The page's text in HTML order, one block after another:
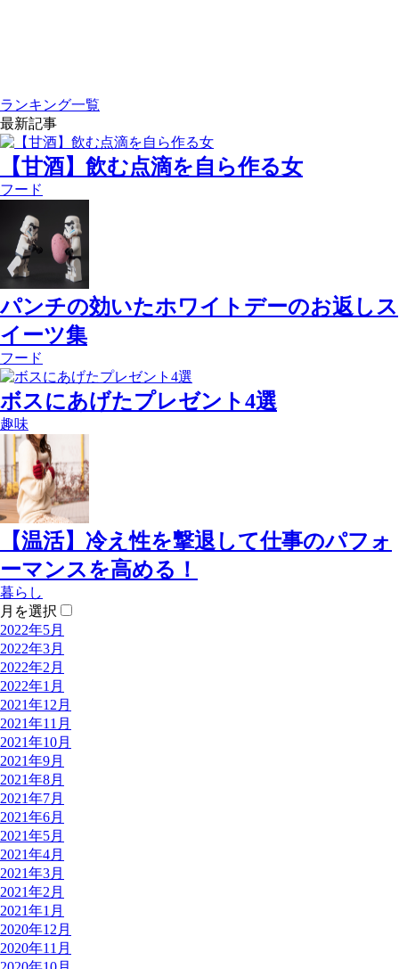
ランキング一覧
最新記事
【甘酒】飲む点滴を自ら作る女
フード
パンチの効いたホワイトデーのお返しス
イーツ集
フード
ボスにあげたプレゼント4選
趣味
【温活】冷え性を撃退して仕事のパフォ
ーマンスを高める！
暮らし
月を選択
2022年5月
2022年3月
2022年2月
2022年1月
2021年12月
2021年11月
2021年10月
2021年9月
2021年8月
2021年7月
2021年6月
2021年5月
2021年4月
2021年3月
2021年2月
2021年1月
2020年12月
2020年11月